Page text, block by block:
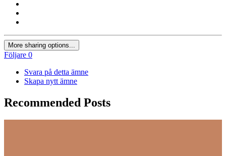
More sharing options...
Följare 0
Svara på detta ämne
Skapa nytt ämne
Recommended Posts